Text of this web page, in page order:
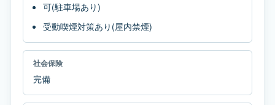
可(駐車場あり)
受動喫煙対策あり(屋内禁煙)
社会保険
完備